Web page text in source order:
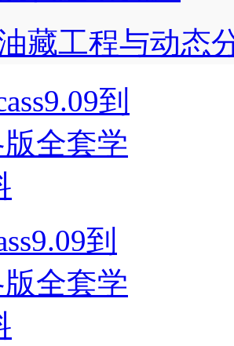
藏工程与动态
到
版全套学